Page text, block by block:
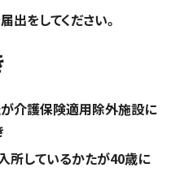
をしてください。
介護保険適用除外施設に
所しているかたが40歳に